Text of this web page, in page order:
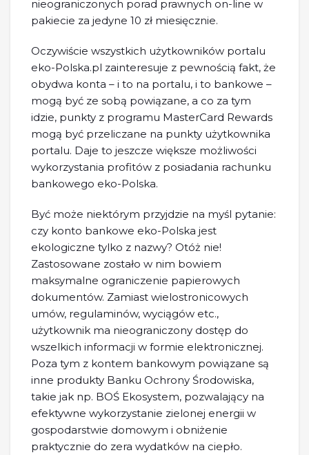
nieograniczonych porad prawnych on-line w
pakiecie za jedyne 10 zł miesięcznie.
Oczywiście wszystkich użytkowników portalu
eko-Polska.pl zainteresuje z pewnością fakt, że
obydwa konta – i to na portalu, i to bankowe –
mogą być ze sobą powiązane, a co za tym
idzie, punkty z programu MasterCard Rewards
mogą być przeliczane na punkty użytkownika
portalu. Daje to jeszcze większe możliwości
wykorzystania profitów z posiadania rachunku
bankowego eko-Polska.
Być może niektórym przyjdzie na myśl pytanie:
czy konto bankowe eko-Polska jest
ekologiczne tylko z nazwy? Otóż nie!
Zastosowane zostało w nim bowiem
maksymalne ograniczenie papierowych
dokumentów. Zamiast wielostronicowych
umów, regulaminów, wyciągów etc.,
użytkownik ma nieograniczony dostęp do
wszelkich informacji w formie elektronicznej.
Poza tym z kontem bankowym powiązane są
inne produkty Banku Ochrony Środowiska,
takie jak np. BOŚ Ekosystem, pozwalający na
efektywne wykorzystanie zielonej energii w
gospodarstwie domowym i obniżenie
praktycznie do zera wydatków na ciepło.